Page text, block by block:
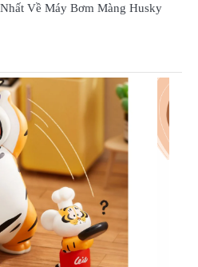
Về Máy Bơm Màng Husky